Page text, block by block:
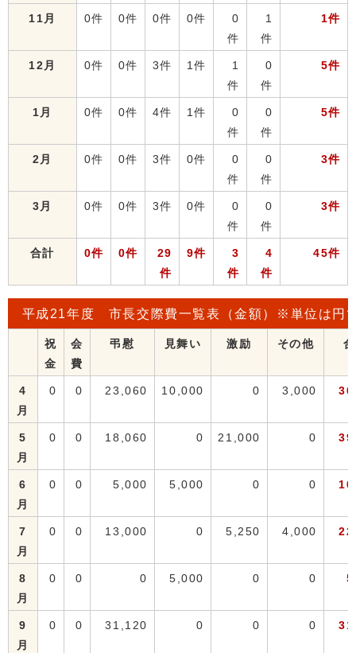
11月 0件 0件 0件 0件
0
件
1
件
1件
12月 0件 0件 3件 1件
1
件
0
件
5件
1月 0件 0件 4件 1件
0
件
0
件
5件
2月 0件 0件 3件 0件
0
件
0
件
3件
3月 0件 0件 3件 0件
0
件
0
件
3件
合計 0件 0件
29
件
9件
3
件
4
件
45件
平成21年度 市長交際費一覧表（金額）※単位は円
祝
金
会
費
弔慰 見舞い 激励 その他
4
月
0 0 23,060 10,000 0 3,000
5
月
0 0 18,060 0 21,000 0
6
月
0 0 5,000 5,000 0 0
7
月
0 0 13,000 0 5,250 4,000
8
月
0 0 0 5,000 0 0
9
月
0 0 31,120 0 0 0